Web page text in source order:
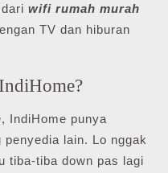
wifi rumah murah
TV dan hiburan
, IndiHome punya
lain. Lo nggak
tiba-tiba down pas lagi